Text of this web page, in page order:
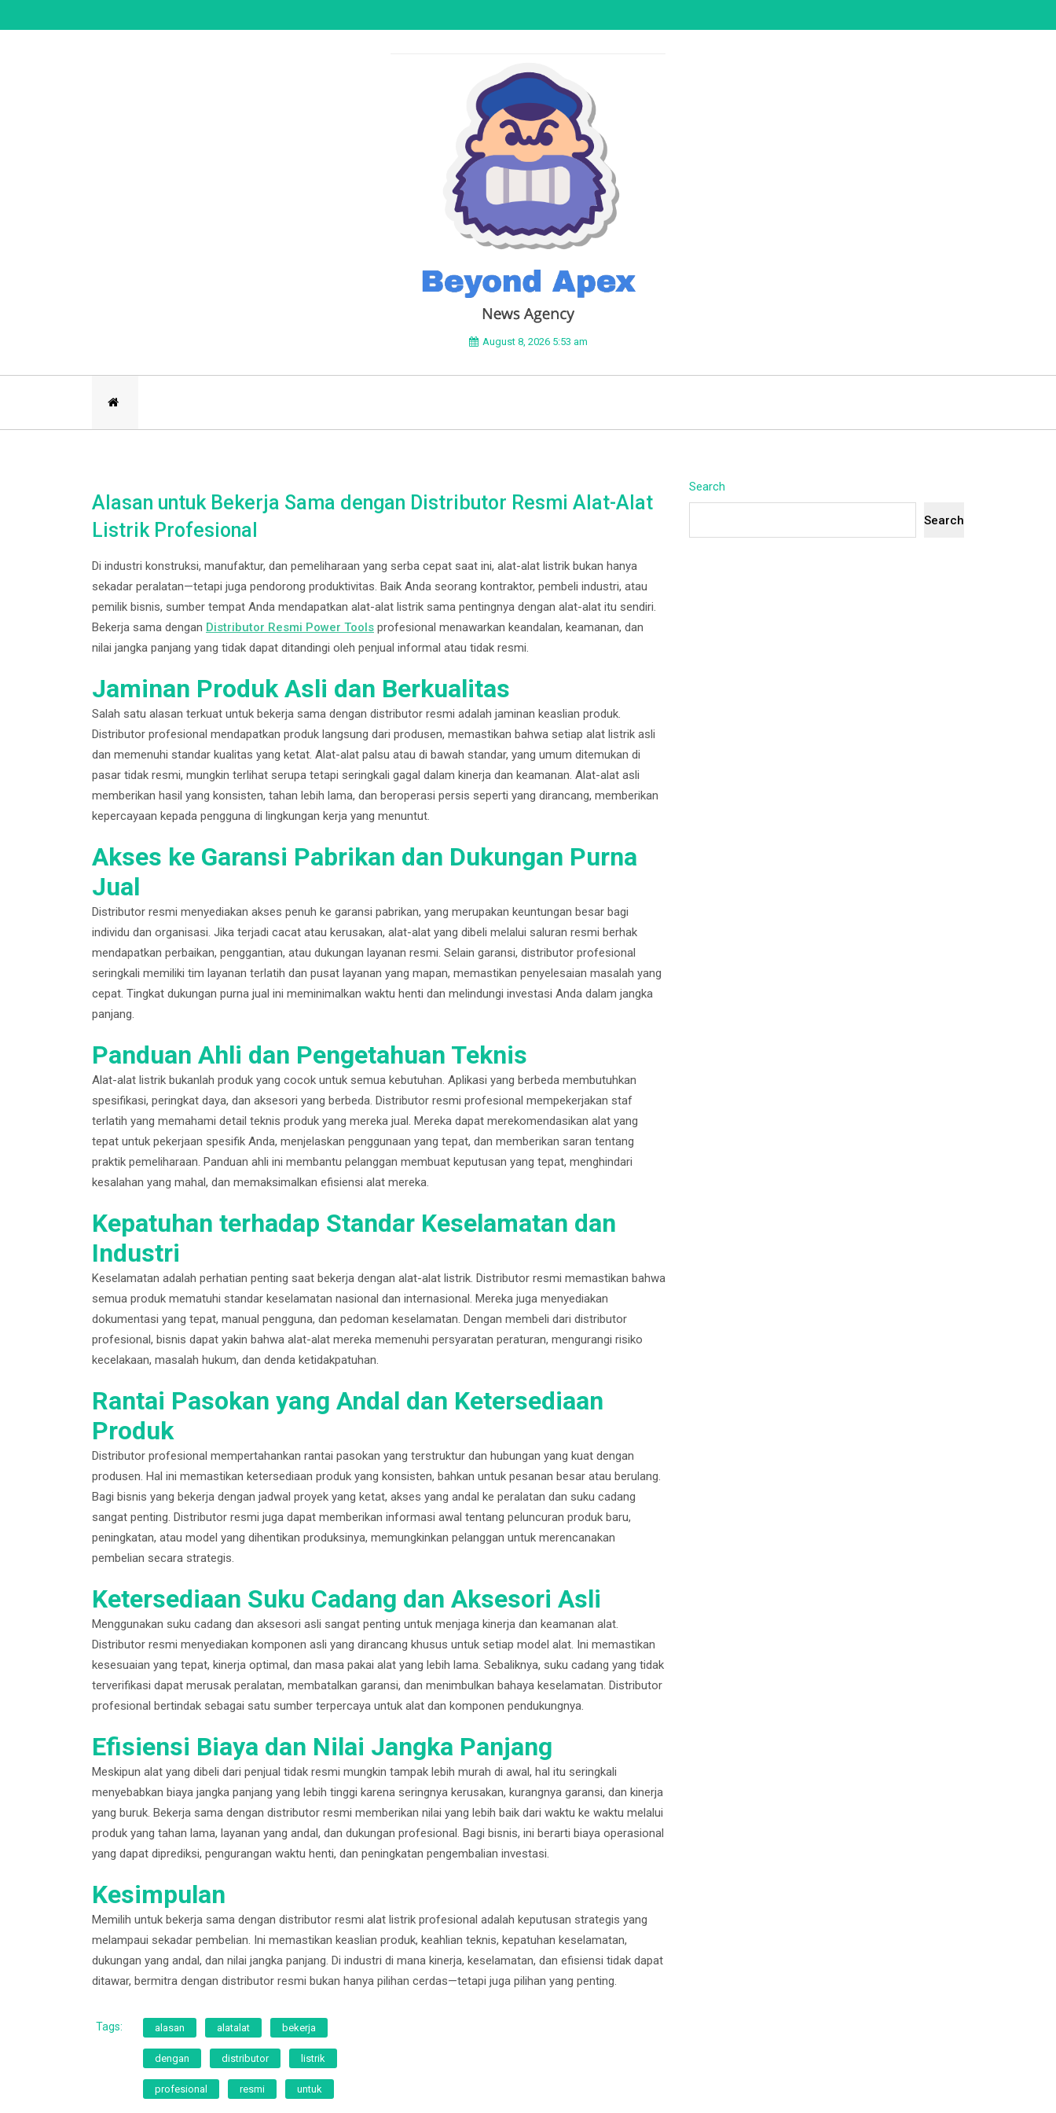
to
BEYOND APEX
August 8, 2026 5:53 am
Alasan untuk Bekerja Sama dengan Distributor Resmi Alat-Alat
Listrik Profesional
Di industri konstruksi, manufaktur, dan pemeliharaan yang serba cepat saat ini, alat-alat listrik bukan hanya
sekadar peralatan—tetapi juga pendorong produktivitas. Baik Anda seorang kontraktor, pembeli industri, atau
pemilik bisnis, sumber tempat Anda mendapatkan alat-alat listrik sama pentingnya dengan alat-alat itu sendiri.
Bekerja sama dengan Distributor Resmi Power Tools profesional menawarkan keandalan, keamanan, dan
nilai jangka panjang yang tidak dapat ditandingi oleh penjual informal atau tidak resmi.
Jaminan Produk Asli dan Berkualitas
Salah satu alasan terkuat untuk bekerja sama dengan distributor resmi adalah jaminan keaslian produk.
Distributor profesional mendapatkan produk langsung dari produsen, memastikan bahwa setiap alat listrik asli
dan memenuhi standar kualitas yang ketat. Alat-alat palsu atau di bawah standar, yang umum ditemukan di
pasar tidak resmi, mungkin terlihat serupa tetapi seringkali gagal dalam kinerja dan keamanan. Alat-alat asli
memberikan hasil yang konsisten, tahan lebih lama, dan beroperasi persis seperti yang dirancang, memberikan
kepercayaan kepada pengguna di lingkungan kerja yang menuntut.
Akses ke Garansi Pabrikan dan Dukungan Purna
Jual
Distributor resmi menyediakan akses penuh ke garansi pabrikan, yang merupakan keuntungan besar bagi
individu dan organisasi. Jika terjadi cacat atau kerusakan, alat-alat yang dibeli melalui saluran resmi berhak
mendapatkan perbaikan, penggantian, atau dukungan layanan resmi. Selain garansi, distributor profesional
seringkali memiliki tim layanan terlatih dan pusat layanan yang mapan, memastikan penyelesaian masalah yang
cepat. Tingkat dukungan purna jual ini meminimalkan waktu henti dan melindungi investasi Anda dalam jangka
panjang.
Panduan Ahli dan Pengetahuan Teknis
Alat-alat listrik bukanlah produk yang cocok untuk semua kebutuhan. Aplikasi yang berbeda membutuhkan
spesifikasi, peringkat daya, dan aksesori yang berbeda. Distributor resmi profesional mempekerjakan staf
terlatih yang memahami detail teknis produk yang mereka jual. Mereka dapat merekomendasikan alat yang
tepat untuk pekerjaan spesifik Anda, menjelaskan penggunaan yang tepat, dan memberikan saran tentang
praktik pemeliharaan. Panduan ahli ini membantu pelanggan membuat keputusan yang tepat, menghindari
kesalahan yang mahal, dan memaksimalkan efisiensi alat mereka.
Kepatuhan terhadap Standar Keselamatan dan
Industri
Keselamatan adalah perhatian penting saat bekerja dengan alat-alat listrik. Distributor resmi memastikan bahwa
semua produk mematuhi standar keselamatan nasional dan internasional. Mereka juga menyediakan
dokumentasi yang tepat, manual pengguna, dan pedoman keselamatan. Dengan membeli dari distributor
profesional, bisnis dapat yakin bahwa alat-alat mereka memenuhi persyaratan peraturan, mengurangi risiko
kecelakaan, masalah hukum, dan denda ketidakpatuhan.
Rantai Pasokan yang Andal dan Ketersediaan
Produk
Distributor profesional mempertahankan rantai pasokan yang terstruktur dan hubungan yang kuat dengan
produsen. Hal ini memastikan ketersediaan produk yang konsisten, bahkan untuk pesanan besar atau berulang.
Bagi bisnis yang bekerja dengan jadwal proyek yang ketat, akses yang andal ke peralatan dan suku cadang
sangat penting. Distributor resmi juga dapat memberikan informasi awal tentang peluncuran produk baru,
peningkatan, atau model yang dihentikan produksinya, memungkinkan pelanggan untuk merencanakan
pembelian secara strategis.
Ketersediaan Suku Cadang dan Aksesori Asli
Menggunakan suku cadang dan aksesori asli sangat penting untuk menjaga kinerja dan keamanan alat.
Distributor resmi menyediakan komponen asli yang dirancang khusus untuk setiap model alat. Ini memastikan
kesesuaian yang tepat, kinerja optimal, dan masa pakai alat yang lebih lama. Sebaliknya, suku cadang yang tidak
terverifikasi dapat merusak peralatan, membatalkan garansi, dan menimbulkan bahaya keselamatan. Distributor
profesional bertindak sebagai satu sumber terpercaya untuk alat dan komponen pendukungnya.
Efisiensi Biaya dan Nilai Jangka Panjang
Meskipun alat yang dibeli dari penjual tidak resmi mungkin tampak lebih murah di awal, hal itu seringkali
menyebabkan biaya jangka panjang yang lebih tinggi karena seringnya kerusakan, kurangnya garansi, dan kinerja
yang buruk. Bekerja sama dengan distributor resmi memberikan nilai yang lebih baik dari waktu ke waktu melalui
produk yang tahan lama, layanan yang andal, dan dukungan profesional. Bagi bisnis, ini berarti biaya operasional
yang dapat diprediksi, pengurangan waktu henti, dan peningkatan pengembalian investasi.
Kesimpulan
Memilih untuk bekerja sama dengan distributor resmi alat listrik profesional adalah keputusan strategis yang
melampaui sekadar pembelian. Ini memastikan keaslian produk, keahlian teknis, kepatuhan keselamatan,
dukungan yang andal, dan nilai jangka panjang. Di industri di mana kinerja, keselamatan, dan efisiensi tidak dapat
ditawar, bermitra dengan distributor resmi bukan hanya pilihan cerdas—tetapi juga pilihan yang penting.
Tags: alasan alatalat bekerja
dengan distributor listrik
profesional resmi untuk
Search
Search